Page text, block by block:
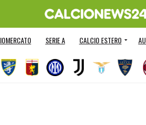
SERIE A CALCIO ESTERO